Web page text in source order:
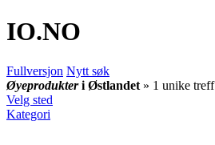
IO.NO
Fullversjon Nytt søk
Øyeprodukteri Østlandet » 1 unike treff
Velg sted
Kategori